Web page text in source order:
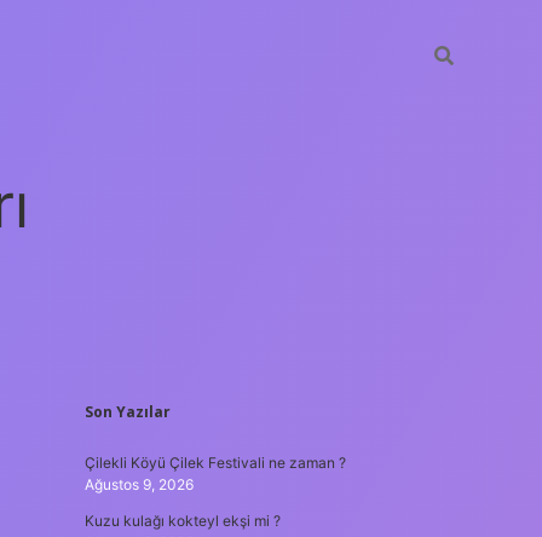
SIDEBAR
Son Yazılar
Çilekli Köyü Çilek Festivali ne zaman ?
Ağustos 9, 2026
Kuzu kulağı kokteyl ekşi mi ?